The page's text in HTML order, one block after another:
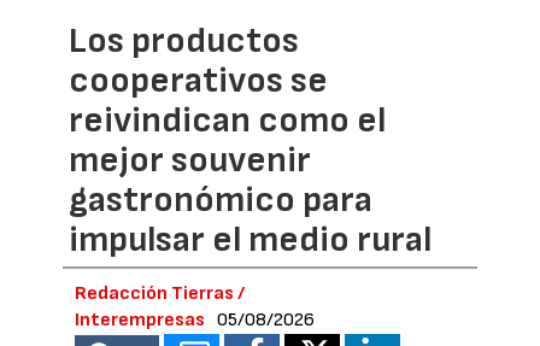
Los productos
cooperativos se
reivindican como el
mejor souvenir
gastronómico para
impulsar el medio rural
Redacción Tierras /
Interempresas
05/08/2026